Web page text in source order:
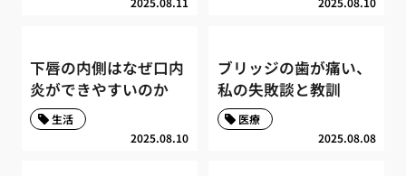
下唇の内側はなぜ口内
炎ができやすいのか
2025.08.10
生活
ブリッジの歯が痛い、
私の失敗談と教訓
2025.08.08
医療